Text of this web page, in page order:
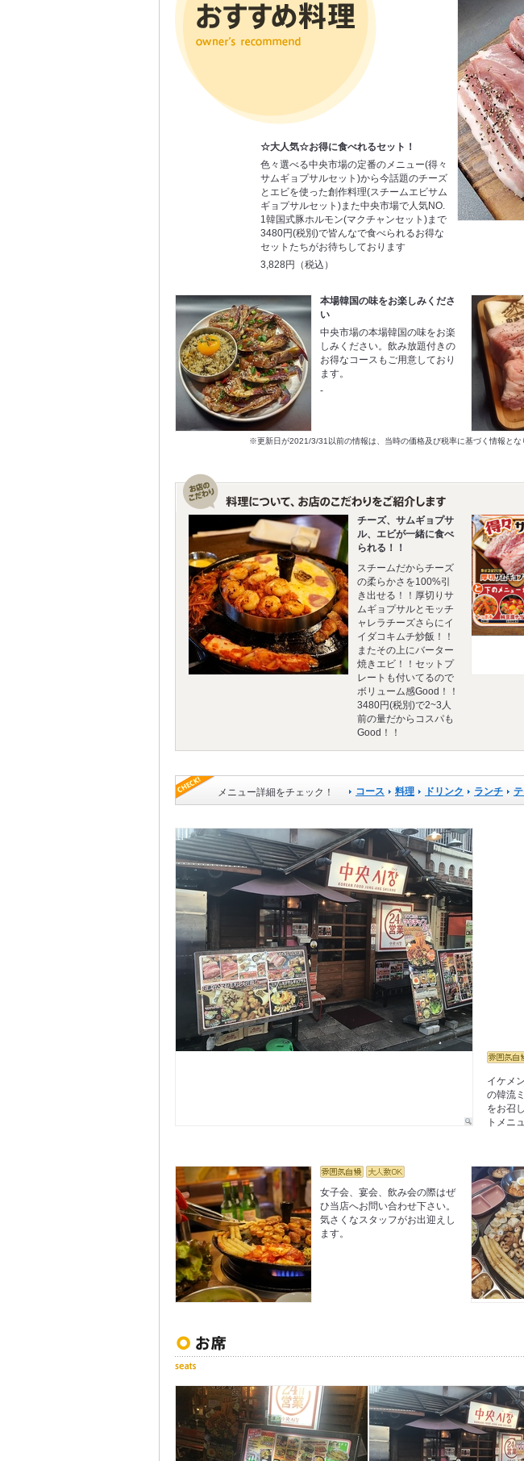
☆大人気☆お得に食べれるセット！
色々選べる中央市場の定番のメニュー(得々
サムギョプサルセット)から今話題のチーズ
とエビを使った創作料理(スチームエビサム
ギョプサルセット)また中央市場で人気NO.
1韓国式豚ホルモン(マクチャンセット)まで
3480円(税別)で皆んなで食べられるお得な
セットたちがお待ちしております
3,828円（税込）
本場韓国の味をお楽しみくださ
い
中央市場の本場韓国の味をお楽
しみください。飲み放題付きの
お得なコースもご用意しており
ます。
-
※更新日が2021/3/31以前の情報は、当時の価格及び税率に基づく情報とな
チーズ、サムギョプサ
ル、エビが一緒に食べ
られる！！
スチームだからチーズ
の柔らかさを100%引
き出せる！！厚切りサ
ムギョプサルとモッチ
ャレラチーズさらにイ
イダコキムチ炒飯！！
またその上にバーター
焼きエビ！！セットプ
レートも付いてるので
ボリューム感Good！！
3480円(税別)で2~3人
前の量だからコスパも
Good！！
メニュー詳細をチェック！ コース 料理 ドリンク ランチ
イケメ
の韓流
をお召
トメニ
女子会、宴会、飲み会の際はぜ
ひ当店へお問い合わせ下さい。
気さくなスタッフがお出迎えし
ます。